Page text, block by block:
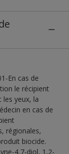
En cas de
le récipient
les yeux, la
en cas de
régionales,
biocide.
4,7-diol, 1,2-